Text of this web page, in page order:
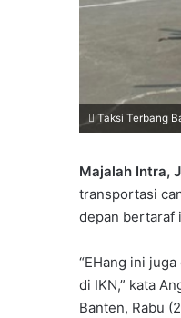
Taksi Terbang
Majalah Intra,
transportasi
depan bertaraf
“EHang ini
di IKN,” kata
Banten, Rabu